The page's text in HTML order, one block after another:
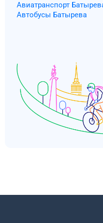
Авиатранспорт
Автобусы Батырева